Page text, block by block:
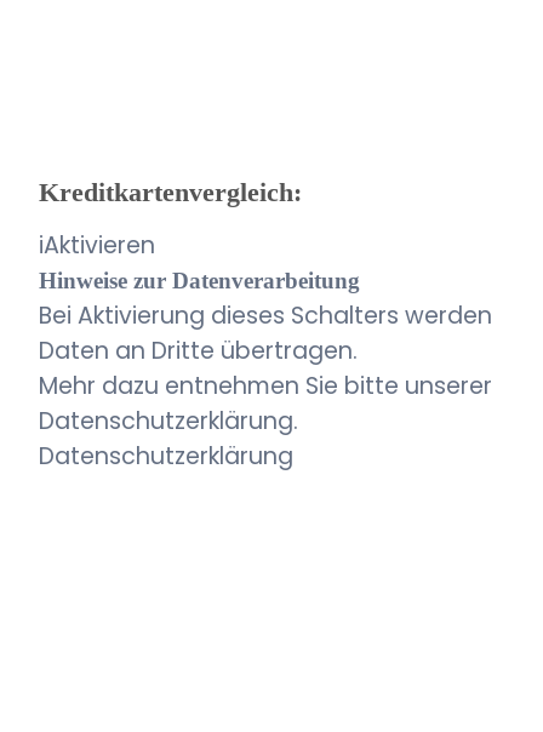
Kreditkartenvergleich:
iAktivieren
Hinweise zur Datenverarbeitung
Bei Aktivierung dieses Schalters werden
Daten an Dritte übertragen.
Mehr dazu entnehmen Sie bitte unserer
Datenschutzerklärung.
Datenschutzerklärung